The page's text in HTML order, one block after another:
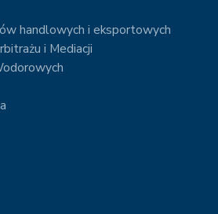
handlowych i eksportowych
i Mediacji